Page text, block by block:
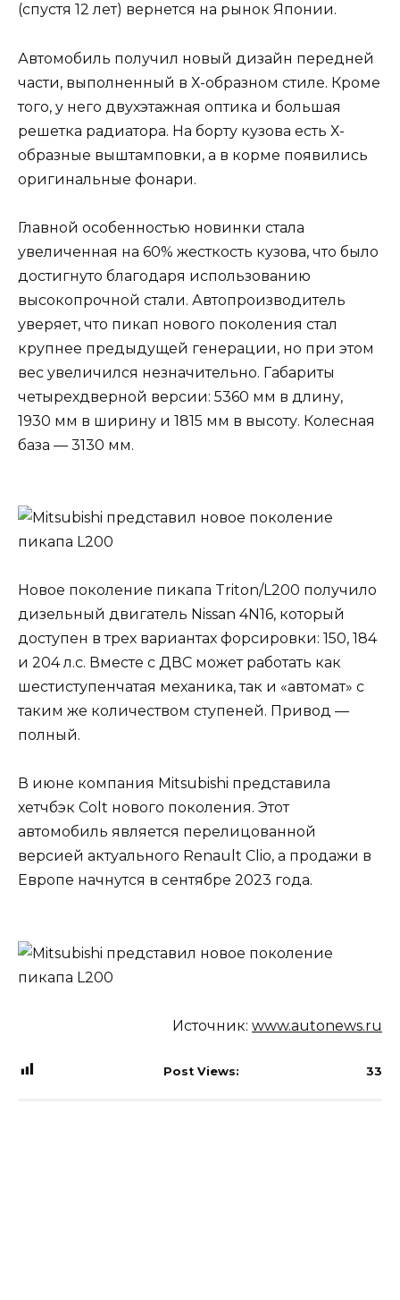
(спустя 12 лет) вернется на рынок Японии.
Автомобиль получил новый дизайн передней
части, выполненный в Х-образном стиле. Кроме
того, у него двухэтажная оптика и большая
решетка радиатора. На борту кузова есть Х-
образные выштамповки, а в корме появились
оригинальные фонари.
Главной особенностью новинки стала
увеличенная на 60% жесткость кузова, что было
достигнуто благодаря использованию
высокопрочной стали. Автопроизводитель
уверяет, что пикап нового поколения стал
крупнее предыдущей генерации, но при этом
вес увеличился незначительно. Габариты
четырехдверной версии: 5360 мм в длину,
1930 мм в ширину и 1815 мм в высоту. Колесная
база — 3130 мм.
Новое поколение пикапа Triton/L200 получило
дизельный двигатель Nissan 4N16, который
доступен в трех вариантах форсировки: 150, 184
и 204 л.с. Вместе с ДВС может работать как
шестиступенчатая механика, так и «автомат» с
таким же количеством ступеней. Привод —
полный.
В июне компания Mitsubishi представила
хетчбэк Colt нового поколения. Этот
автомобиль является перелицованной
версией актуального Renault Clio, а продажи в
Европе начнутся в сентябре 2023 года.
Источник: www.autonews.ru
Post Views: 33